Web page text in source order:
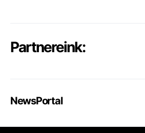
Partnereink:
NewsPortal